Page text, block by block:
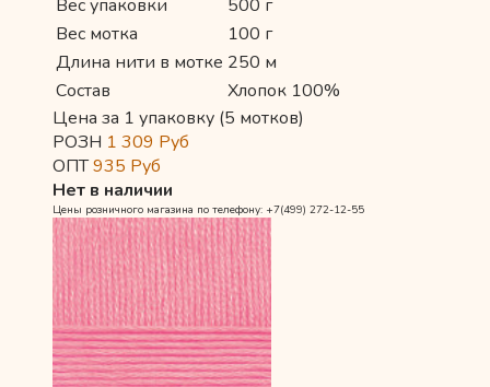
Вес упаковки
500 г
Вес мотка
100 г
Длина нити в мотке 250 м
Состав
Хлопок 100%
Цена за 1 упаковку (5 мотков)
РОЗН 1 309 Руб
ОПТ935 Руб
Нет в наличии
Цены розничного магазина по телефону: +7(499) 272-12-55